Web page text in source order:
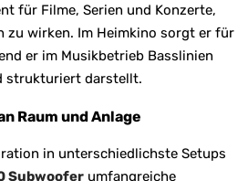
für Filme, Serien und Konzerte,
zu wirken. Im Heimkino sorgt er für
er im Musikbetrieb Basslinien
strukturiert darstellt.
Raum und Anlage
in unterschiedlichste Setups
Subwoofer umfangreiche